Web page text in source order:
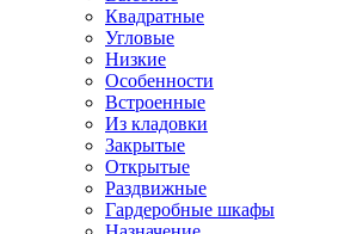
Квадратные
Угловые
Низкие
Особенности
Встроенные
Из кладовки
Закрытые
Открытые
Раздвижные
Гардеробные шкафы